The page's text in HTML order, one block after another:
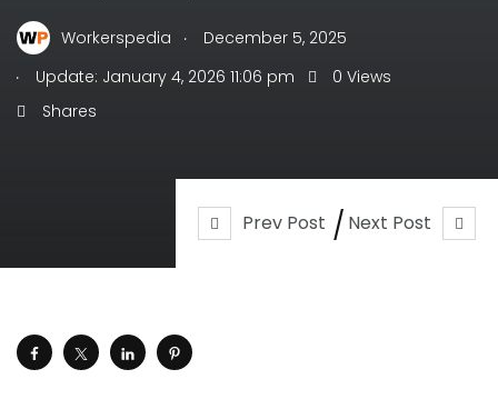
Prev Post Next Post
Workerspedia .
December 5, 2025
.
Update: January 4, 2026 11:06 pm
0 Views
Shares